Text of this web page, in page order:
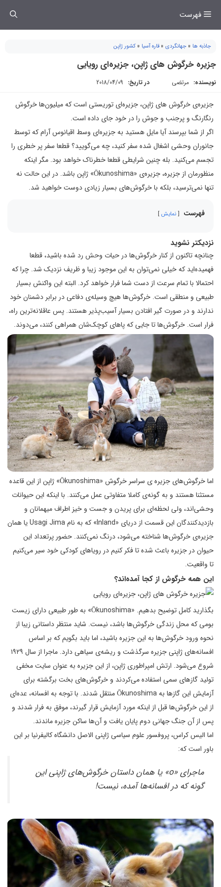
فهرست
جاذبه ها » جهانگردی » قاره آسیا » کشور ژاپن
جزیره خرگوش های ژاپن، جزیره‌ای رویایی
نویسنده: مرتضی در تاریخ: 2018/04/09
جزیره‌ی خرگوش های ژاپن، جزیره‌ای توریستی است که میلیون‌ها خرگوش
رنگارنگ و پرجنب و جوش را در خود جای داده است.
اگر از شما بپرسند آیا مایل هستید به جزیره‌ای وسط اقیانوس آرام که توسط
جانوران وحشی اشغال شده سفر کنید، چه می‌گویید؟ قطعا سفر پر خطری را
تجسم می‌کنید. بله چنین شرایطی قطعا خطرناک خواهد بود. مگر اینکه
منظورمان از جزیره، جزیره‌ی «Ōkunoshima» ژاپن باشد. در این حالت نه
تنها نمی‌ترسید، بلکه با خرگوش‌های بسیار زیادی دوست خواهید شد.
فهرست نمایش
نزدیکتر نشوید
چنانچه تاکنون از کنار خرگوش‌ها در حیات وحش رد شده باشید، قطعا
فهمیده‌اید که خیلی نمی‌توان به این موجود زیبا و ظریف نزدیک شد. چرا که
احتمالا با تمام سرعت از دست شما فرار خواهد کرد. البته این واکنش بسیار
طبیعی و منطقی است. خرگوش‌ها هیچ وسیله‌ی دفاعی در برابر دشمنان خود
ندارند و در صورت گیر افتادن بسیار آسیب‌پذیر هستند. پس عاقلانه‌ترین راه،
فرار است. خرگوش‌ها تا جایی که پاهای کوچک‌شان همراهی کنند، می‌دوند.
اما خرگوش‌های جزیره ی سراسر خرگوش «Ōkunoshima» ژاپن از این قاعده
مستثنا هستند و به گونه‌ی کاملا متفاوتی عمل می‌کنند. با اینکه این حیوانات
وحشی‌اند، ولی لحظه‌ای برای پریدن و جست و خیز اطراف میهمانان و
بازدیدکنندگان این قسمت از دریای «Inland» که به نام Usagi Jima یا همان
جزیره‌ی خرگوش‌ها شناخته می‌شود، درنگ نمی‌کنند. حضور پرتعداد این
حیوان در جزیره باعث شده تا فکر کنیم در رویاهای کودکی خود سیر می‌کنیم
تا واقعیت.
این همه خرگوش از کجا آمده‌اند؟
بگذارید کامل توضیح بدهیم. «Ōkunoshima» به طور طبیعی دارای زیست
بومی که محل زندگی خرگوش‌ها باشد، نیست. شاید منتظر داستانی زیبا از
نحوه ورود خرگوش‌ها به این جزیره باشید، اما باید بگویم که بر اساس
افسانه‌های ژاپنی جزیره سرگذشت و ریشه‌ی سیاهی دارد. ماجرا از سال ۱۹۲۹
شروع می‌شود. ارتش امپراطوری ژاپن، از این جزیره به عنوان سایت مخفی
تولید گاز‌های سمی استفاده می‌کردند و خرگوش‌های بخت برگشته برای
آزمایش‌ این گاز‌ها به Ōkunoshima منتقل شدند. با توجه به افسانه، عده‌ای
از این خرگوش‌ها قبل از اینکه مورد آزمایش قرار گیرند، موفق به فرار شدند و
پس از آن جنگ جهانی دوم پایان یافت و آن‌ها ساکن جزیره ماندند.
اما الیس کراس، پروفسور علوم سیاسی ژاپنی الاصل دانشگاه کالیفرنیا بر این
باور است که:
ماجرای «o» یا همان داستان خرگوش‌های ژاپنی این
گونه که در افسانه‌ها آمده، نیست!